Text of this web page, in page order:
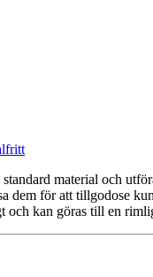
material och
dem för att tillgodose
och kan göras till en